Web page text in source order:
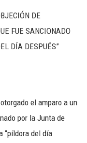
DE
FUE SANCIONADO
DÍA DESPUÉS”
el amparo a un
por la Junta de
“píldora del día